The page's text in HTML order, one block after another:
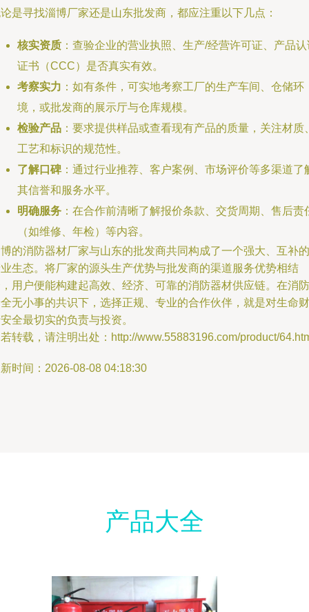
是寻找淄博厂家还是山东批发商，都应注重以下几点：
核实资质 ：查验企业的营业执照、生产/经营许可证、产品
证书（CCC）是否真实有效。
考察实力 ：如有条件，可实地考察工厂的生产车间、仓储环
境，或批发商的展示厅与仓库规模。
检验产品 ：要求提供样品或查看现有产品的质量，关注材质
工艺和标识的规范性。
了解口碑：通过行业推荐、客户案例、市场评价等多渠道了
其信誉和服务水平。
明确服务 ：在合作前清晰了解报价条款、交货周期、售后责
（如维修、年检）等内容。
的消防器材厂家与山东的批发商共同构成了一个强大、互补的
生态。将厂家的源头生产优势与批发商的渠道服务优势相结
用户便能构建起高效、经济、可靠的消防器材供应链。在消防
无小事的共识下，选择正规、专业的合作伙伴，就是对生命财
全最切实的负责与投资。
转载，请注明出处：http://www.55883196.com/product/
时间：2026-08-08 04:18:30
产品大全